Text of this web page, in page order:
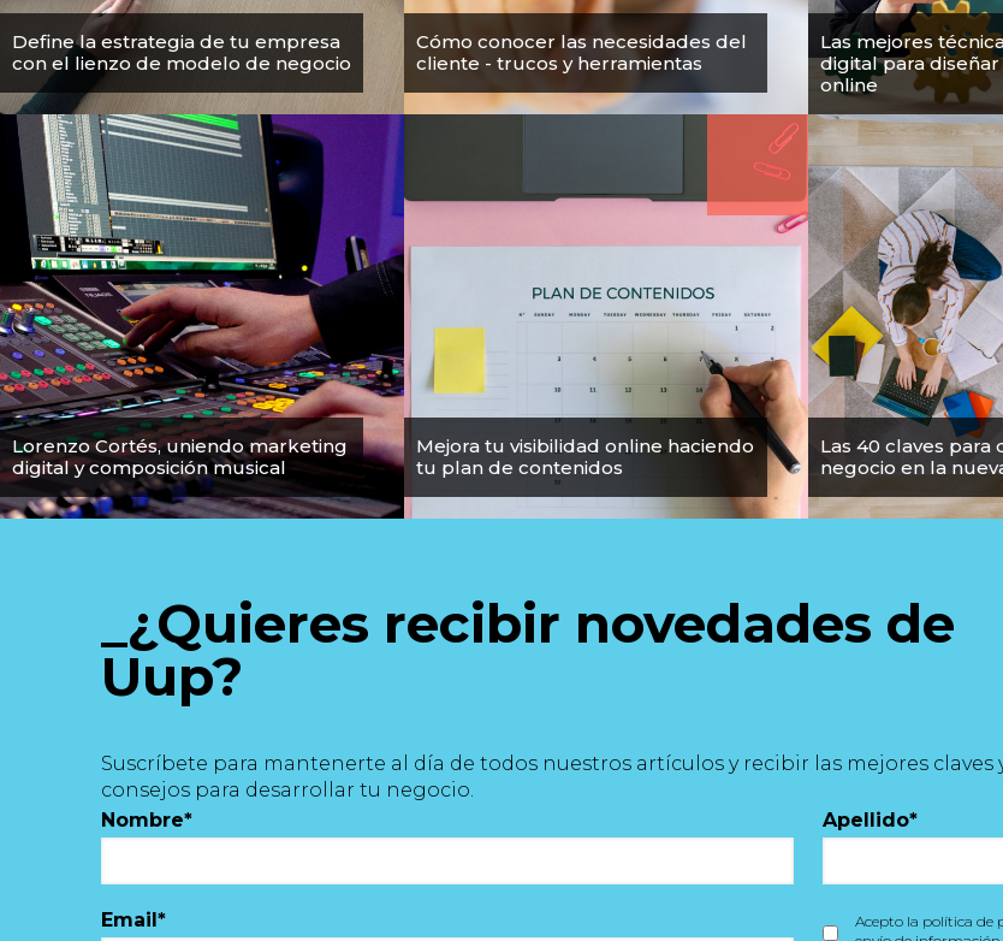
Define la estrategia de tu empresa
con el lienzo de modelo de negocio
Cómo conocer las necesidades del
cliente - trucos y herramientas
Las mejores
digital para
online
Lorenzo Cortés, uniendo marketing
digital y composición musical
Mejora tu visibilidad online haciendo
tu plan de contenidos
Las 40 claves
negocio en la
_¿Quieres recibir novedades de
Uup?
Suscríbete para mantenerte al día de todos nuestros artículos y recibir las mejores claves
consejos para desarrollar tu negocio.
Nombre* Apellido*
Email*
Acepto la política de